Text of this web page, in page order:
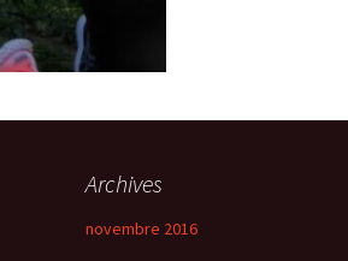
Archives
novembre 2016